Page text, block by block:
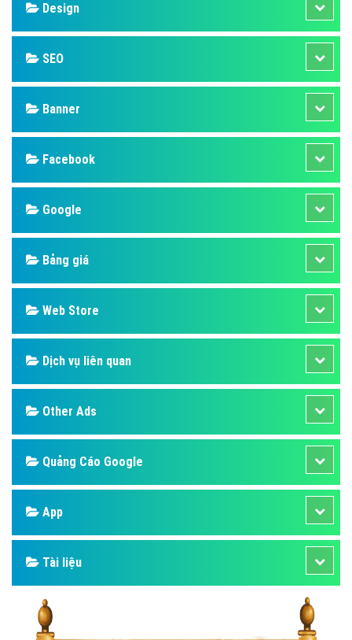
Design
SEO
Banner
Facebook
Google
Bảng giá
Web Store
Dịch vụ liên quan
Other Ads
Quảng Cáo Google
App
Tài liệu